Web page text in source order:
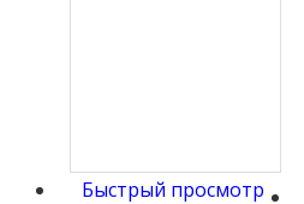
Быстрый просмотр